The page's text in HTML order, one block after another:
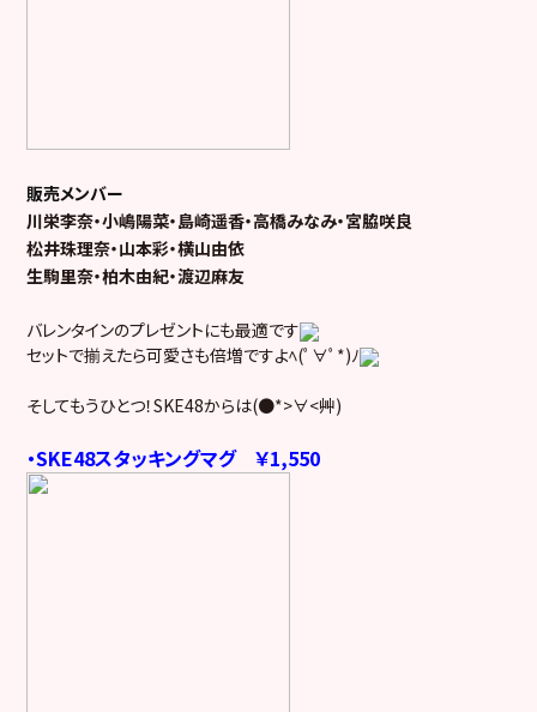
販売メンバー
川栄李奈・小嶋陽菜・島崎遥香・高橋みなみ・宮脇咲良
松井珠理奈・山本彩・横山由依
生駒里奈・柏木由紀・渡辺麻友
バレンタインのプレゼントにも最適です
セットで揃えたら可愛さも倍増ですよﾍ(ﾟ∀ﾟ*)ﾉ
そしてもうひとつ！SKE48からは(●*>∀<艸)
・SKE48スタッキングマグ ￥1,550